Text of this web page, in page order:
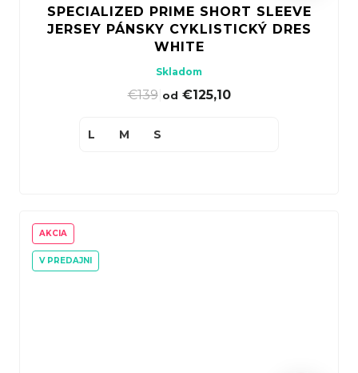
SPECIALIZED PRIME SHORT SLEEVE
JERSEY PÁNSKY CYKLISTICKÝ DRES
WHITE
Skladom
€139| od €125,10
L M S
AKCIA
V PREDAJNI